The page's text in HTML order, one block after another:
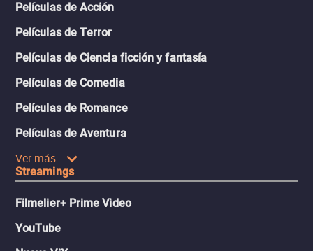
Películas de Acción
Películas de Terror
Películas de Ciencia ficción y fantasía
Películas de Comedia
Películas de Romance
Películas de Aventura
Ver más
Streamings
Filmelier+ Prime Video
YouTube